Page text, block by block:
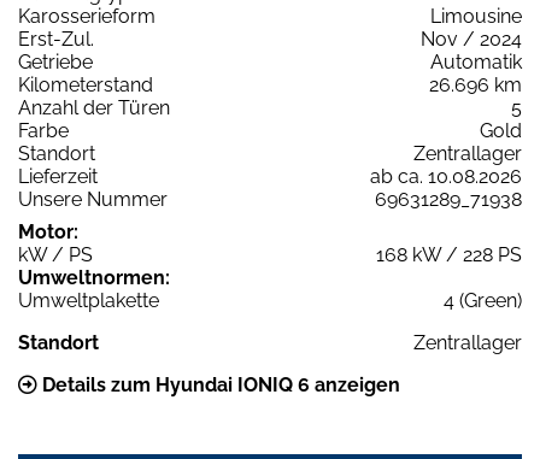
Karosserieform
Limousine
Erst-Zul.
Nov / 2024
Getriebe
Automatik
Kilometerstand
26.696 km
Anzahl der Türen
5
Farbe
Gold
Standort
Zentrallager
Lieferzeit
ab ca. 10.08.2026
Unsere Nummer
69631289_71938
Motor:
kW / PS
168 kW / 228 PS
Umweltnormen:
Umweltplakette
4 (Green)
Standort
Zentrallager
Details zum Hyundai IONIQ 6 anzeigen